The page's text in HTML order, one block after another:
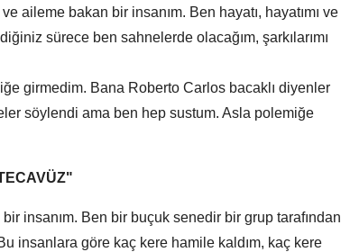
aileme bakan bir insanım. Ben hayatı, hayatımı ve
sürece ben sahnelerde olacağım, şarkılarımı
girmedim. Bana Roberto Carlos bacaklı diyenler
söylendi ama ben hep sustum. Asla polemiğe
insanım. Ben bir buçuk senedir bir grup tarafından
insanlara göre kaç kere hamile kaldım, kaç kere